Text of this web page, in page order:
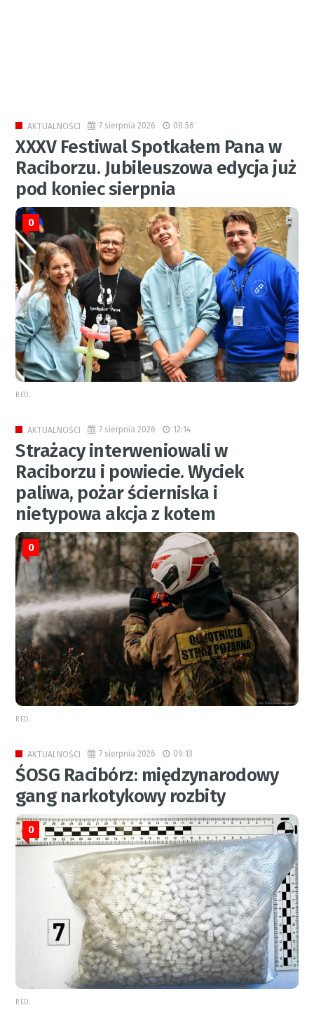
AKTUALNOŚCI 7 sierpnia 2026 08:56
XXXV Festiwal Spotkałem Pana w
Raciborzu. Jubileuszowa edycja już
pod koniec sierpnia
0
RED.
AKTUALNOŚCI 7 sierpnia 2026 12:14
Strażacy interweniowali w
Raciborzu i powiecie. Wyciek
paliwa, pożar ścierniska i
nietypowa akcja z kotem
0
RED.
AKTUALNOŚCI 7 sierpnia 2026 09:13
ŚOSG Racibórz: międzynarodowy
gang narkotykowy rozbity
0
RED.